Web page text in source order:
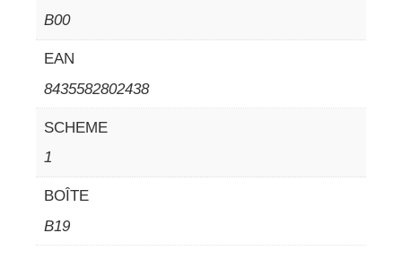
B00
EAN
8435582802438
SCHEME
1
BOÎTE
B19